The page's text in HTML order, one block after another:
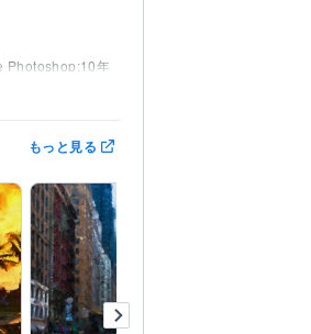
Photoshop:10年
もっと見る